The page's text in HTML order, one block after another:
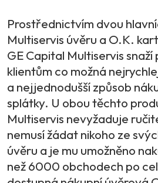
Prostřednictvím dvou
Multiservis úvěru a O.K.
GE Capital Multiservis
klientům co možná
a nejjednodušší způsob
splátky. U obou těchto
Multiservis nevyžaduje
nemusí žádat nikoho ze
úvěru a je mu umožněno
než 6000 obchodech po